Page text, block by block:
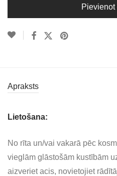
Pievienot
Apraksts
Lietošana:
No rīta un/vai vakarā pēc
vieglām glāstošām kustībām
aizveriet acis, novietojiet